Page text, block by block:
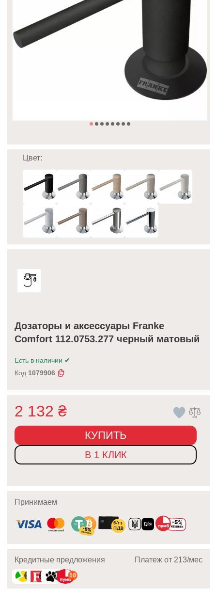
Цвет:
Дозаторы и аксессуары Franke
Comfort 112.0753.277 черный матовый
Есть в наличии ✔
Код:1079906
2 132 ₴
КУПИТЬ
В 1 КЛИК
Принимаем
Кредитные предложения Платеж от 213/мec
10 10 10 10